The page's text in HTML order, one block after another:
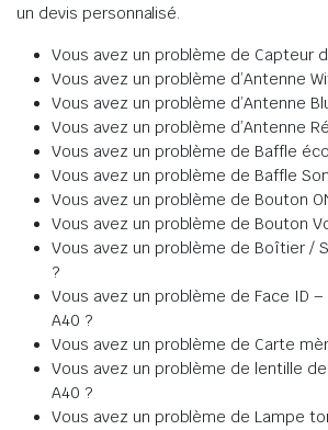
un devis personnalisé.
Vous avez un problème de Capteur
Vous avez un problème d’Antenne
Vous avez un problème d’Antenne
Vous avez un problème d’Antenne
Vous avez un problème de Baffle
Vous avez un problème de Baffle
Vous avez un problème de Bouton
Vous avez un problème de Bouton
Vous avez un problème de Boîtier /
?
Vous avez un problème de Face ID
A40 ?
Vous avez un problème de Carte
Vous avez un problème de lentille
A40 ?
Vous avez un problème de Lampe